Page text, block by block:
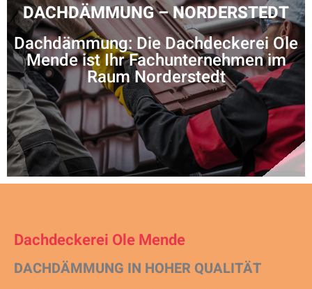
DACHDÄMMUNG – NORDERSTEDT
Dachdämmung: Die Dachdeckerei Ole
Mende ist Ihr Fachunternehmen im
Raum Norderstedt
Dachdeckerei Ole Mende
DACHDÄMMUNG IN HOHER QUALITÄT